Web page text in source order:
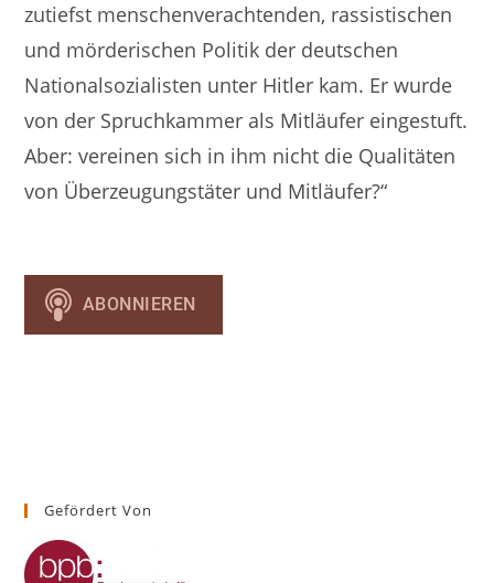
zutiefst menschenverachtenden, rassistischen
und mörderischen Politik der deutschen
Nationalsozialisten unter Hitler kam. Er wurde
von der Spruchkammer als Mitläufer eingestuft.
Aber: vereinen sich in ihm nicht die Qualitäten
von Überzeugungstäter und Mitläufer?“
Gefördert Von